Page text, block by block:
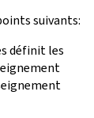
suivants:
définit les